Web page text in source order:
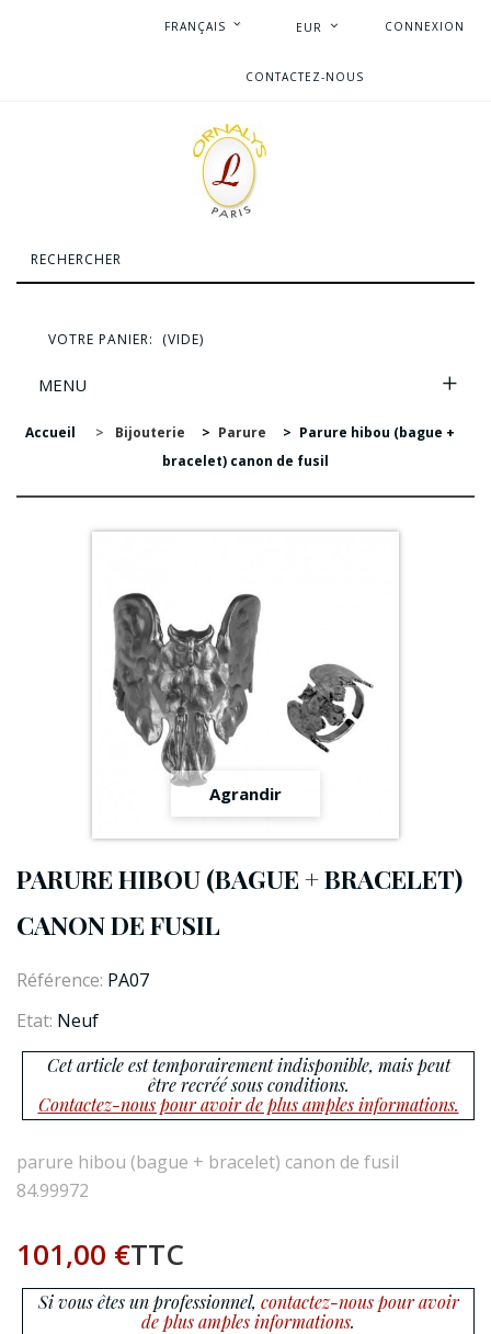
CONNEXION
EUR
FRANÇAIS
CONTACTEZ-NOUS
VOTRE PANIER: (VIDE)
MENU
Accueil > Bijouterie > Parure > Parure hibou (bague +
bracelet) canon de fusil
Agrandir
PARURE HIBOU (BAGUE + BRACELET)
CANON DE FUSIL
Référence: PA07
Etat: Neuf
Cet article est temporairement indisponible, mais peut
être recréé sous conditions.
Contactez-nous pour avoir de plus amples informations.
parure hibou (bague + bracelet) canon de fusil
84.99972
101,00 €TTC
Si vous êtes un professionnel, contactez-nous pour avoir
de plus amples informations.